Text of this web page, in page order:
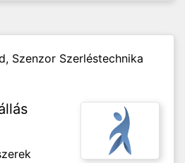
Szenzor Szerléstechnika